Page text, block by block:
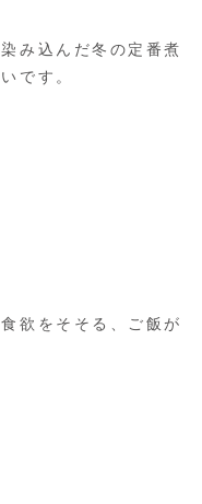
み込んだ冬の定番煮
です。
欲をそそる、ご飯が